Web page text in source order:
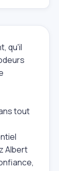
qu'il
tout
Albert